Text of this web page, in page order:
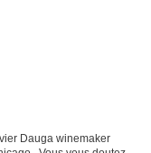
Dauga winemaker